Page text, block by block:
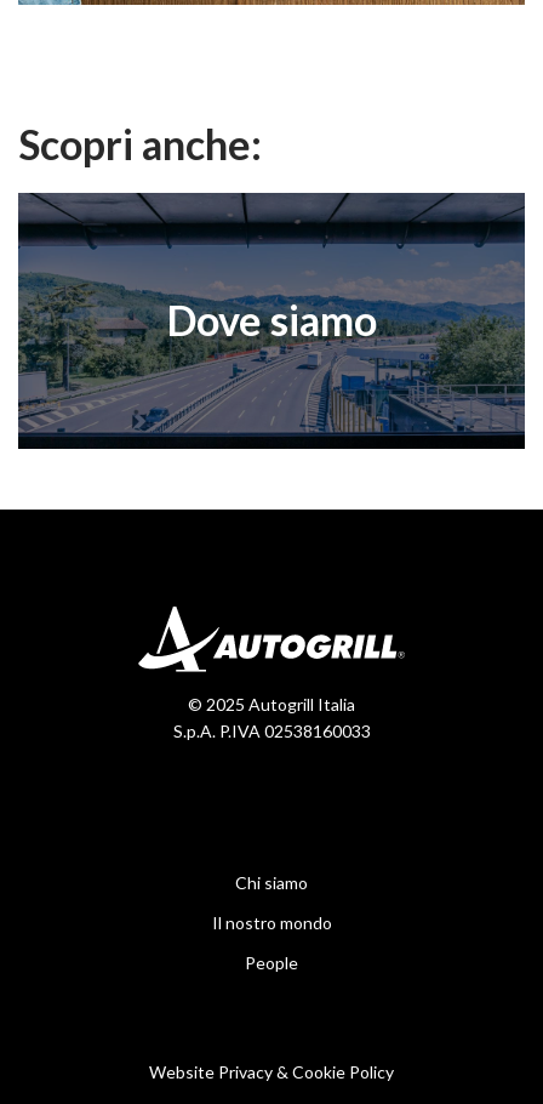
Scopri anche:
Dove siamo
© 2025 Autogrill Italia
S.p.A. P.IVA 02538160033
Chi siamo
Il nostro mondo
People
Website Privacy & Cookie Policy